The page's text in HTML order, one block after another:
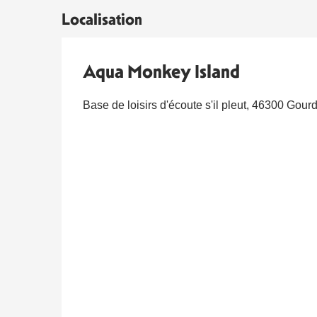
Localisation
Aqua Monkey Island
Base de loisirs d'écoute s'il pleut, 46300